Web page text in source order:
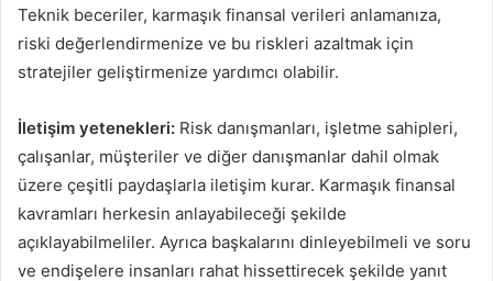
Teknik beceriler, karmaşık finansal verileri anlamanıza,
riski değerlendirmenize ve bu riskleri azaltmak için
stratejiler geliştirmenize yardımcı olabilir.
İletişim yetenekleri: Risk danışmanları, işletme sahipleri,
çalışanlar, müşteriler ve diğer danışmanlar dahil olmak
üzere çeşitli paydaşlarla iletişim kurar. Karmaşık finansal
kavramları herkesin anlayabileceği şekilde
açıklayabilmeliler. Ayrıca başkalarını dinleyebilmeli ve soru
ve endişelere insanları rahat hissettirecek şekilde yanıt